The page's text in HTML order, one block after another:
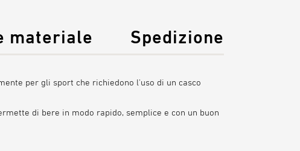
materiale Spedizione
per gli sport che richiedono l'uso di un casco
di bere in modo rapido, semplice e con un buon